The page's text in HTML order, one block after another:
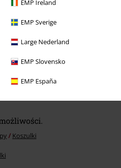
EMP Ireland
EMP Sverige
Large Nederland
EMP Slovensko
EMP España
Koszulki